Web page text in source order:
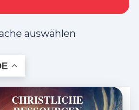
auswählen
CHRISTLICHE